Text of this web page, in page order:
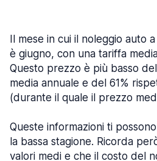
Il mese in cui il noleggio auto
è giugno, con una tariffa
Questo prezzo è più basso
media annuale e del 61%
(durante il quale il prezzo
Queste informazioni ti
la bassa stagione. Ricorda
valori medi e che il costo del